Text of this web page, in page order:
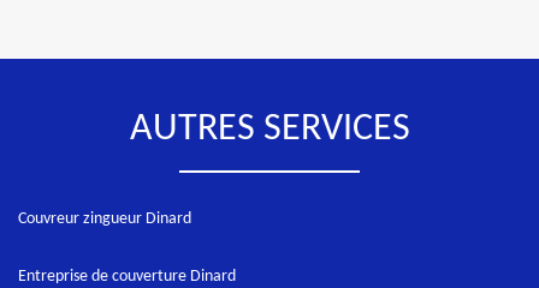
AUTRES SERVICES
Couvreur zingueur Dinard
Entreprise de couverture Dinard